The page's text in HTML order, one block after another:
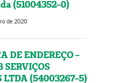
(51004352-0)
de 2020
DE ENDEREÇO -
SERVIÇOS
LTDA (54003267-5)